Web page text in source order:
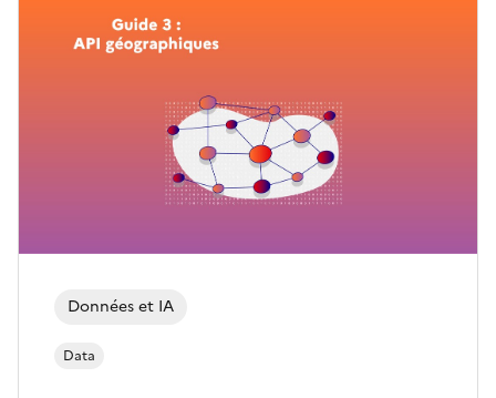
Données et IA
Data